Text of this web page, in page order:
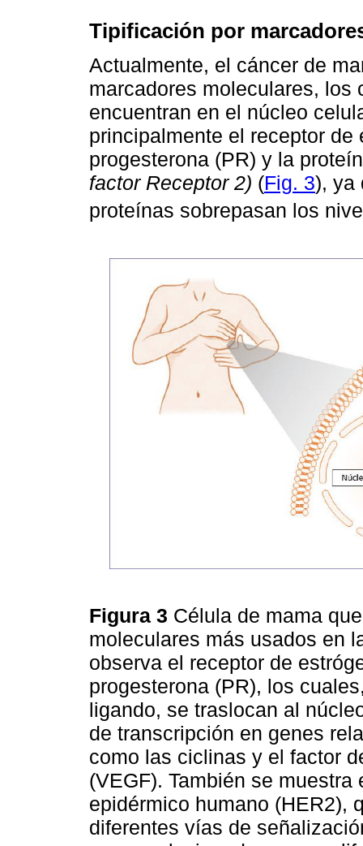
Tipificación por
Actualmente, el cáncer de
marcadores moleculares, los
encuentran en el núcleo
principalmente el receptor
progesterona (PR) y la
factor Receptor 2) (Fig. 3), ya
proteínas sobrepasan los
Figura 3 Célula de mama
moleculares más usados en
observa el receptor de
progesterona (PR), los
ligando, se traslocan al
de transcripción en genes
como las ciclinas y el factor
(VEGF). También se
epidérmico humano (HER2),
diferentes vías de